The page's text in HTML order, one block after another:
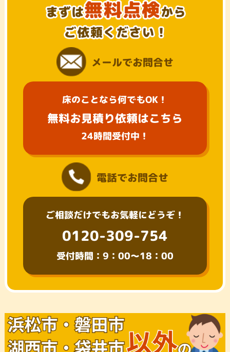
メールでお問合せ
床のことなら何でもOK！
無料お見積り依頼はこちら
24時間受付中！
電話でお問合せ
ご相談だけでもお気軽にどうぞ！
0120-309-754
受付時間：9：00～18：00